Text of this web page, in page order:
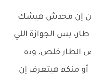
إن محدش هيشك
طار، بس الجوازة اللي
الطار خلص، وده
أو منكم هيتعرف إن